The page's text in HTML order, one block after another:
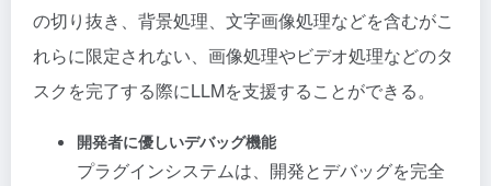
の切り抜き、背景処理、文字画像処理などを含むがこ
れらに限定されない、画像処理やビデオ処理などのタ
スクを完了する際にLLMを支援することができる。
開発者に優しいデバッグ機能
プラグインシステムは、開発とデバッグを完全